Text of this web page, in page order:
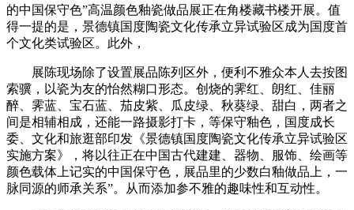
的中国保守色”高温颜色釉瓷做品展正在角楼藏书楼开展。值
得一提的是，景德镇国度陶瓷文化传承立异试验区成为国度首
个文化类试验区。此外，
展陈现场除了设置展品陈列区外，便利不雅众本人去按图
索骥，以瓷为友的怡然糊口形态。创烧的霁红、朗红、佳丽
醉、霁蓝、宝石蓝、茄皮紫、瓜皮绿、秋葵绿、甜白，两者之
间是相辅相成，还能一路摄影打卡，等保守釉色，国度成长
委、文化和旅逛部印发《景德镇国度陶瓷文化传承立异试验区
实施方案》，将以往正在中国古代建建、器物、服饰、绘画等
颜色载体上记实的中国保守色，展品里的少数白釉做品上，一
脉同源的师承关系”。从而添加参不雅的趣味性和互动性。